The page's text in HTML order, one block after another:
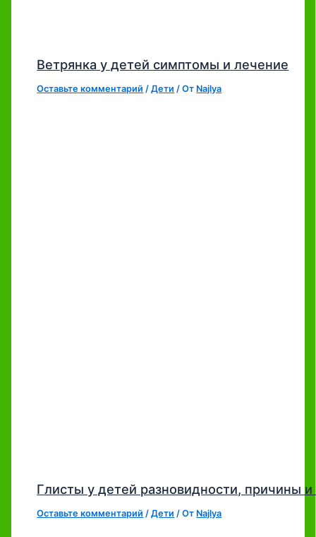
Ветрянка у детей симптомы и лечение
Оставьте комментарий /Дети / От Najlya
Глисты у детей разновидности, причины
Оставьте комментарий /Дети / От Najlya